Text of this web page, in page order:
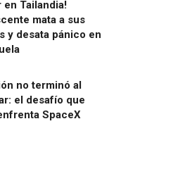
en Tailandia!
mata a sus
y desata pánico en
no terminó al
el desafío que
SpaceX